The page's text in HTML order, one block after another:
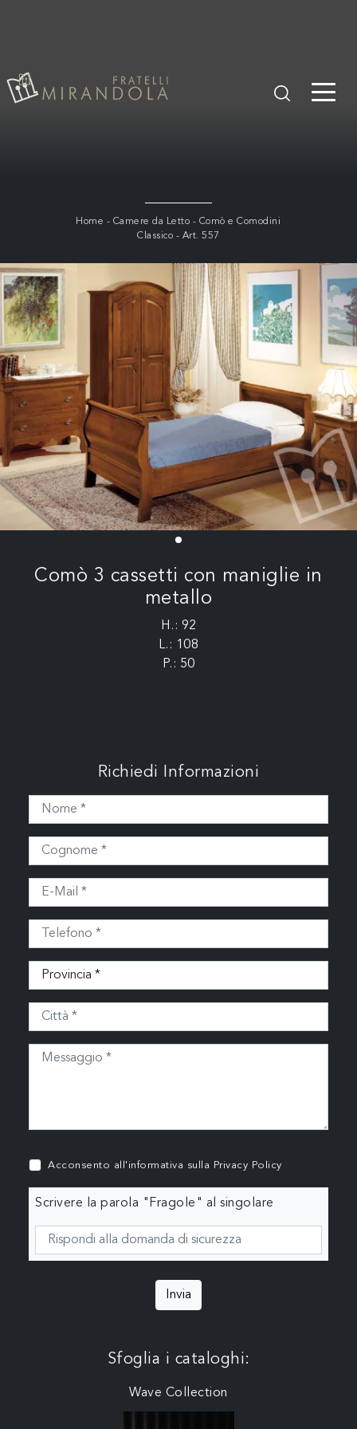
Home - Camere da Letto - Comò e Comodini
Classico - Art. 557
Comò 3 cassetti con maniglie in
metallo
H.: 92
L.: 108
P.: 50
Richiedi Informazioni
Acconsento all'informativa sulla Privacy Policy
Scrivere la parola "Fragole" al singolare
Invia
Sfoglia i cataloghi:
Wave Collection